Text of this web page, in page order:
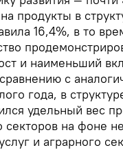
продукты в
16,4%, в то
и наименьший
с
года, в
удельный вес
секторов на фоне
и аграрного